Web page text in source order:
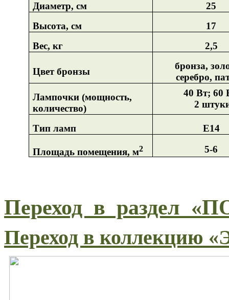
Диаметр, см
25
Высота, см
17
Вес, кг
2,5
Цвет бронзы
бронза,
серебро,
Лампочки (мощность,
количество)
40 Вт; 60
2
Тип ламп Е14
Площадь помещения, м2 5-6
Переход в раздел
Переход в коллекцию